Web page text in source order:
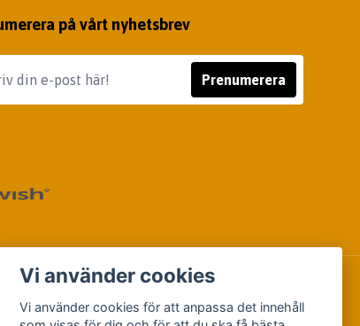
på vårt nyhetsbrev
Prenumerera
Vi använder cookies
Vi använder cookies för att anpassa det innehåll